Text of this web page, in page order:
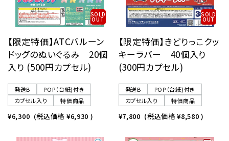
SOLD
OUT
【限定特価】ATCバルーン
ドッグのぬいぐるみ 20個
入り (500円カプセル)
発送B
POP（台紙)付き
カプセル入り
特価商品
¥6,300 (税込価格 ¥6,930 )
SOLD
OUT
【限定特価】きどりっこクッ
キーラバー 40個入り
(300円カプセル)
発送B
POP（台紙)付き
カプセル入り
特価商品
¥7,800 (税込価格¥8,580 )